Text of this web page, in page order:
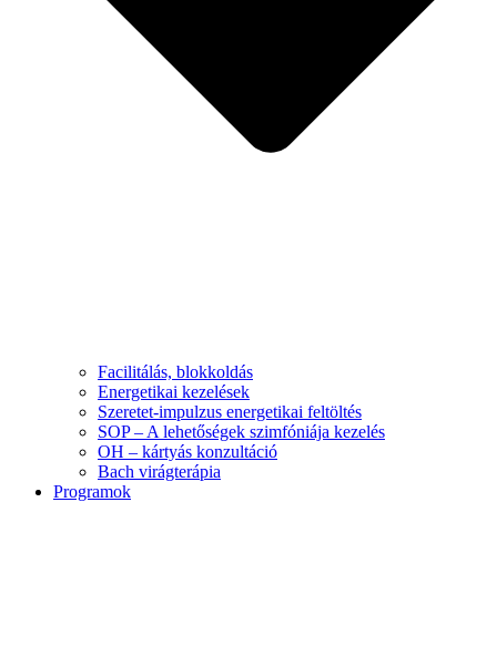
Facilitálás, blokkoldás
Energetikai kezelések
Szeretet-impulzus energetikai feltöltés
SOP – A lehetőségek szimfóniája kezelés
OH – kártyás konzultáció
Bach virágterápia
Programok